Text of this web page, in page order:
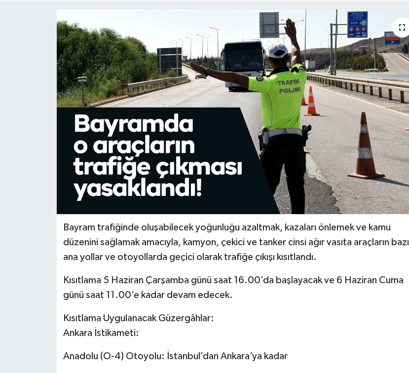
Bayram trafiğinde oluşabilecek yoğunluğu azaltmak, kazaları önlemek ve kamu
düzenini sağlamak amacıyla, kamyon, çekici ve tanker cinsi ağır vasıta araçların bazı
ana yollar ve otoyollarda geçici olarak trafiğe çıkışı kısıtlandı.
Kısıtlama 5 Haziran Çarşamba günü saat 16.00’da başlayacak ve 6 Haziran Cuma
günü saat 11.00’e kadar devam edecek.
Kısıtlama Uygulanacak Güzergâhlar:
Ankara İstikameti:
Anadolu (O-4) Otoyolu: İstanbul’dan Ankara’ya kadar